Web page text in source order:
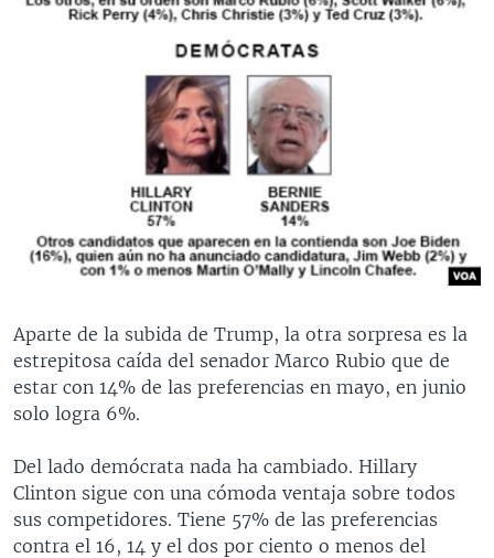
Aparte de la subida de Trump, la otra sorpresa es la
estrepitosa caída del senador Marco Rubio que de
estar con 14% de las preferencias en mayo, en junio
solo logra 6%.
Del lado demócrata nada ha cambiado. Hillary
Clinton sigue con una cómoda ventaja sobre todos
sus competidores. Tiene 57% de las preferencias
contra el 16, 14 y el dos por ciento o menos del